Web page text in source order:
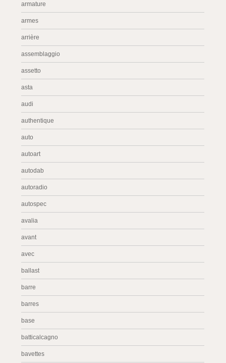
armature
armes
arrière
assemblaggio
assetto
asta
audi
authentique
auto
autoart
autodab
autoradio
autospec
avalia
avant
avec
ballast
barre
barres
base
batticalcagno
bavettes